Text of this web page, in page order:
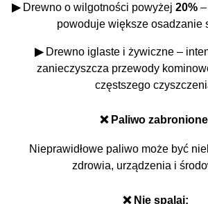
▶Drewno o wilgotności powyżej 20%
powoduje większe osadzanie
▶Drewno iglaste i żywiczne –
zanieczyszcza przewody
częstszego
❌ Paliwo
Nieprawidłowe paliwo może być
zdrowia, urządzenia i
❌ Nie spalaj: